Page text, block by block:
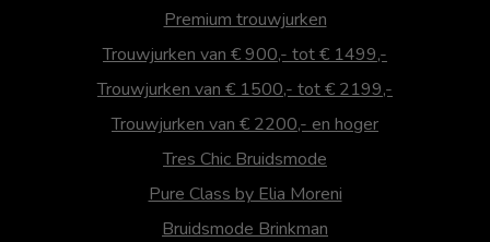
Premium trouwjurken
Trouwjurken van € 900,- tot € 1499,-
Trouwjurken van € 1500,- tot € 2199,-
Trouwjurken van € 2200,- en hoger
Tres Chic Bruidsmode
Pure Class by Elia Moreni
Bruidsmode Brinkman